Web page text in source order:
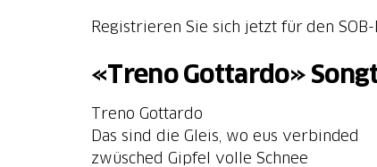
Registrieren Sie sich jetzt für den
«Treno Gottardo»
Treno Gottardo
Das sind die Gleis, wo eus verbinded
zwüsched Gipfel volle Schnee